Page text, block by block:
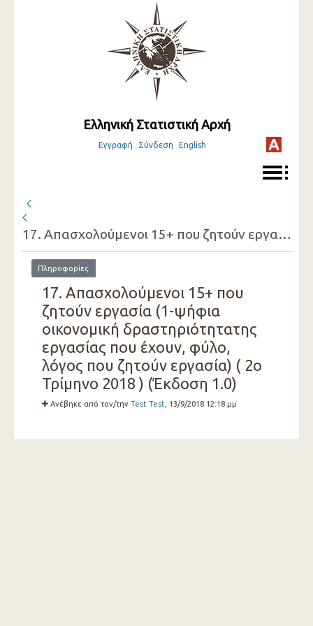
Ελληνική Στατιστική Αρχή
Εγγραφή Σύνδεση English
17. Απασχολούμενοι 15+ που ζητούν εργασία (1-ψήφια οικονομική δραστηριότητατης εργασίας που έχουν, φύλο, λόγος που ζητούν εργασία) ( 2ο Τρίμηνο 2018 )
Πληροφορίες
17. Απασχολούμενοι 15+ που
ζητούν εργασία (1-ψήφια
οικονομική δραστηριότητατης
εργασίας που έχουν, φύλο,
λόγος που ζητούν εργασία) ( 2ο
Τρίμηνο 2018 ) (Έκδοση 1.0)
Ανέβηκε από τον/την Test Test , 13/9/2018 12:18 μμ